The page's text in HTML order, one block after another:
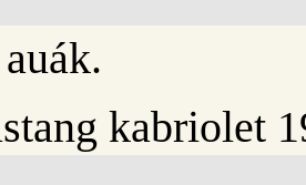
kabriolet